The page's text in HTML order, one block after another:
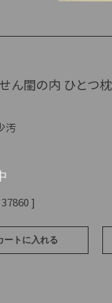
ん閨の内 ひとつ
汚
]